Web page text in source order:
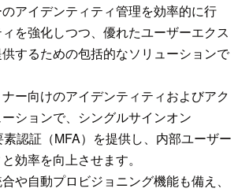
アイデンティティ管理を効率的に行
を強化しつつ、優れたユーザーエクス
するための包括的なソリューションで
ー向けのアイデンティティおよびアク
ションで、シングルサインオン
素認証（MFA）を提供し、内部ユーザー
効率を向上させます。
や自動プロビジョニング機能も備え、